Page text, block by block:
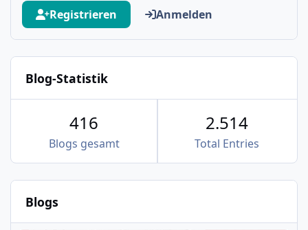
Registrieren Anmelden
Blog-Statistik
Blogs gesamt
416
Total Entries
2.514
Blogs